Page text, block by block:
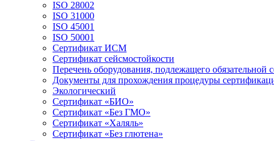
ISO 28002
ISO 31000
ISO 45001
ISO 50001
Сертификат ИСМ
Сертификат сейсмостойкости
Перечень оборудования, подлежащего обязательной
Документы для прохождения процедуры
Экологический
Сертификат «БИО»
Сертификат «Без ГМО»
Сертификат «Халяль»
Сертификат «Без глютена»